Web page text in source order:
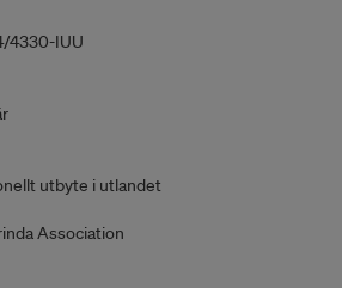
4330-IUU
utbyte i utlandet
Association